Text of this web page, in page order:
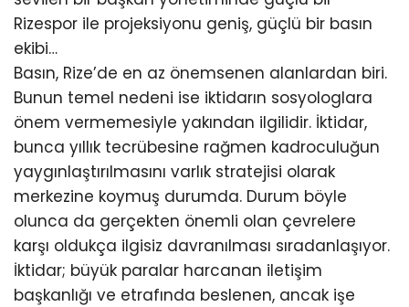
Rizespor ile projeksiyonu geniş, güçlü bir basın
ekibi…
Basın, Rize’de en az önemsenen alanlardan biri.
Bunun temel nedeni ise iktidarın sosyologlara
önem vermemesiyle yakından ilgilidir. İktidar,
bunca yıllık tecrübesine rağmen kadroculuğun
yaygınlaştırılmasını varlık stratejisi olarak
merkezine koymuş durumda. Durum böyle
olunca da gerçekten önemli olan çevrelere
karşı oldukça ilgisiz davranılması sıradanlaşıyor.
İktidar; büyük paralar harcanan iletişim
başkanlığı ve etrafında beslenen, ancak işe